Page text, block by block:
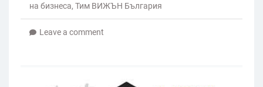
на бизнеса, Тим ВИЖЪН България
Leave a comment